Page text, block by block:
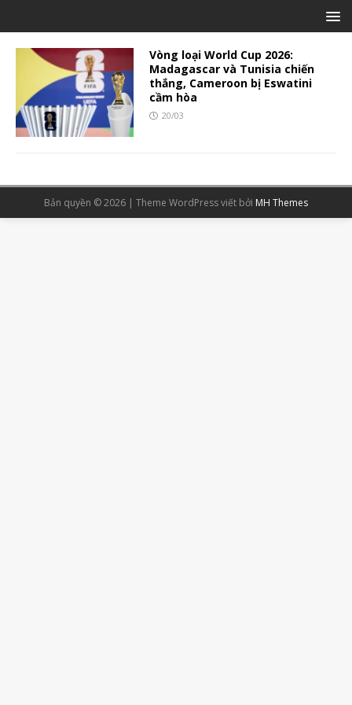
Vòng loại World Cup 2026:
Madagascar và Tunisia chiến
thắng, Cameroon bị Eswatini
cầm hòa
20/03
Bản quyền © 2026 | Theme WordPress viết bởi MH Themes